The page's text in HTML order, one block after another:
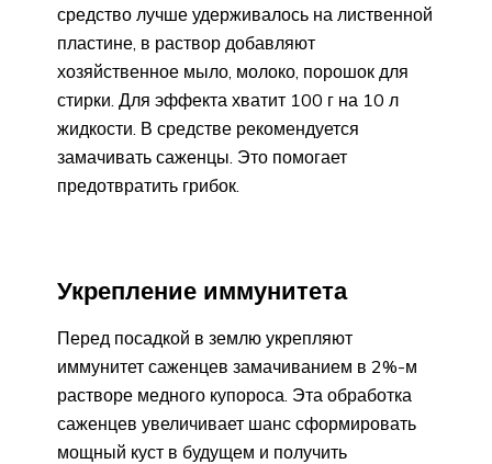
средство лучше удерживалось на лиственной
пластине, в раствор добавляют
хозяйственное мыло, молоко, порошок для
стирки. Для эффекта хватит 100 г на 10 л
жидкости. В средстве рекомендуется
замачивать саженцы. Это помогает
предотвратить грибок.
Укрепление иммунитета
Перед посадкой в землю укрепляют
иммунитет саженцев замачиванием в 2%-м
растворе медного купороса. Эта обработка
саженцев увеличивает шанс сформировать
мощный куст в будущем и получить